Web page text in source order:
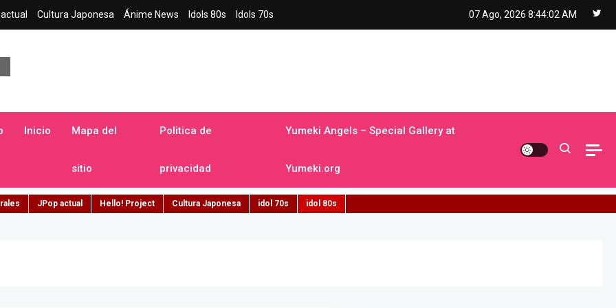
Cultura Japonesa Ánime News Idols 80s Idols 70s 07 Ago, 2026 8:44:03 AM
Inicio Mapa del
sitio
Politica de
privacidad
Yumeki Angels – Special Gallery at
Yumeki.org
JPop actual Hello! Project Cultura Japonesa idol 70s idol 80s